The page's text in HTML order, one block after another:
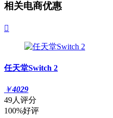
相关电商优惠

任天堂Switch 2
￥4029
49人评分
100%好评